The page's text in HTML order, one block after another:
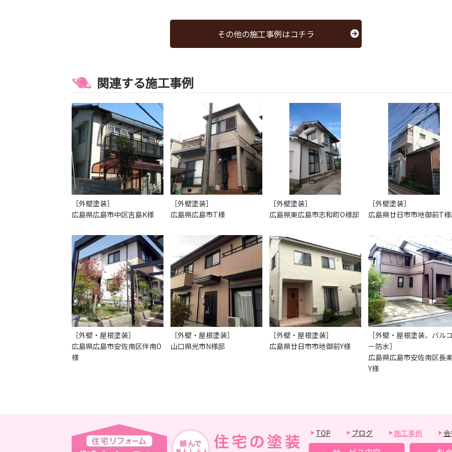
その他の施工事例はコチラ
関連する施工事例
［外壁塗装］
広島県広島市中区吉島K様
［外壁塗装］
広島県広島市T様
［外壁塗装］
広島県東広島市志和町O様邸
［外壁塗装］
広島県廿日市市地御前T
［外壁・屋根塗装］
広島県広島市安佐南区伴南O
様
［外壁・屋根塗装］
山口県光市N様邸
［外壁・屋根塗装］
広島県廿日市市地御前Y様
［外壁・屋根塗装、バル
ー防水］
広島県広島市安佐南区長
Y様
TOP ブログ 施工事例